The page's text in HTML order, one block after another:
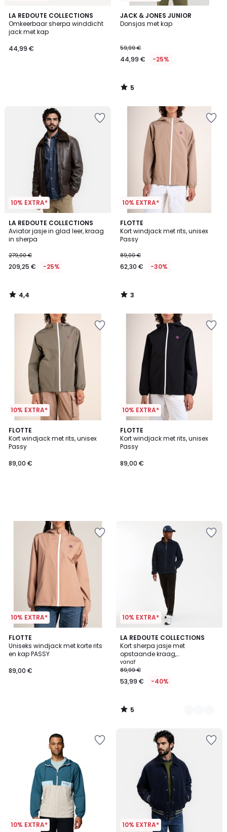
LA REDOUTE COLLECTIONS
Omkeerbaar sherpa winddicht
jack met kap
44,99 €
JACK & JONES JUNIOR
Donsjas met kap
59,99 €
44,99 € -25%
5
/
5
/
10% EXTRA*
LA REDOUTE COLLECTIONS
Aviator jasje in glad leer, kraag
in sherpa
279,00 €
209,25 € -25%
4,4
/ 5
4,4
/
10% EXTRA*
FLOTTE
Kort windjack met rits, unisex
Passy
89,00 €
62,30 € -30%
3
/
5
3
/
10% EXTRA*
FLOTTE
Kort windjack met rits, unisex
Passy
89,00 €
10% EXTRA*
FLOTTE
Kort windjack met rits, unisex
Passy
89,00 €
10% EXTRA*
FLOTTE
Uniseks windjack met korte rits
en kap PASSY
89,00 €
10% EXTRA*
LA REDOUTE COLLECTIONS
Kort sherpa jasje met
opstaande kraag,
tussenseizoen
vanaf
89,99 €
53,99 € -40%
5
/
5
2
Kleuren
5
/
10% EXTRA* 10% EXTRA*